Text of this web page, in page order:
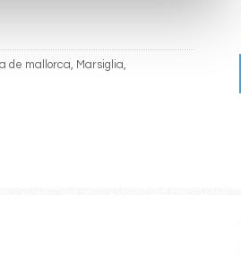
de mallorca, Marsiglia,